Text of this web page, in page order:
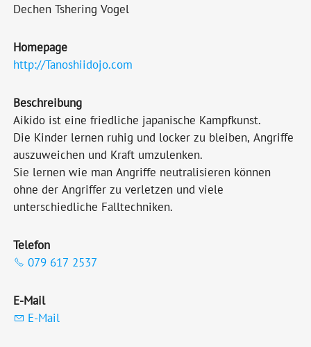
Dechen Tshering Vogel
Homepage
http://Tanoshiidojo.com
Beschreibung
Aikido ist eine friedliche japanische Kampfkunst.
Die Kinder lernen ruhig und locker zu bleiben, Angriffe
auszuweichen und Kraft umzulenken.
Sie lernen wie man Angriffe neutralisieren können
ohne der Angriffer zu verletzen und viele
unterschiedliche Falltechniken.
Telefon
079 617 2537
E-Mail
E-Mail